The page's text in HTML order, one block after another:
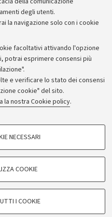
degli utenti.
la navigazione solo con i cookie
facoltativi attivando l'opzione
potrai esprimere consensi più
e verificare lo stato dei consensi
cookie" del sito.
la nostra Cookie policy.
NECESSARI
COOKIE
I COOKIE
stampa
stampa
STUDIORUM - Università di
Bologna - PI: 01131710376 -